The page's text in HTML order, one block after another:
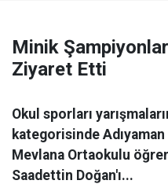
Minik
Ziyaret Etti
Okul sporları
kategorisinde
Mevlana Ortaokulu
Saadettin Doğan'ı...